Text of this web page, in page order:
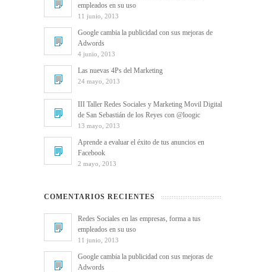
empleados en su uso
11 junio, 2013
Google cambia la publicidad con sus mejoras de
Adwords
4 junio, 2013
Las nuevas 4Ps del Marketing
24 mayo, 2013
III Taller Redes Sociales y Marketing Movil Digital
de San Sebastián de los Reyes con @loogic
13 mayo, 2013
Aprende a evaluar el éxito de tus anuncios en
Facebook
2 mayo, 2013
COMENTARIOS RECIENTES
Redes Sociales en las empresas, forma a tus
empleados en su uso
11 junio, 2013
Google cambia la publicidad con sus mejoras de
Adwords